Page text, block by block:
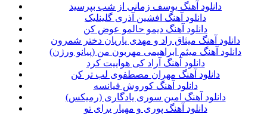
دانلود آهنگ یوسف زمانی از شب بپرسید
دانلود آهنگ افشین آذری گلینلیک
دانلود آهنگ دیمو حالمو عوض کن
دانلود آهنگ میثاق راد و مهدی یاریان دختر شمرون
دانلود آهنگ میثم ابراهیمی مهربون من (پیانو ورژن)
دانلود آهنگ آراد کی هواییت کرد
دانلود آهنگ مهران مصطفوی لب تر کن
دانلود آهنگ کوروش فیانسه
دانلود آهنگ امین سوری یادگاری (رمیکس)
دانلود آهنگ پوری و مهیار برای تو